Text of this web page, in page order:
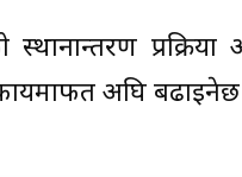
प्रक्रिया
अघि